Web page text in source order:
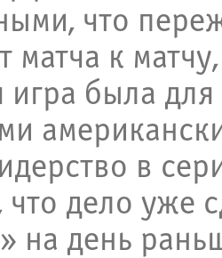
что
матча к
игра была
в
что дело уже
на день